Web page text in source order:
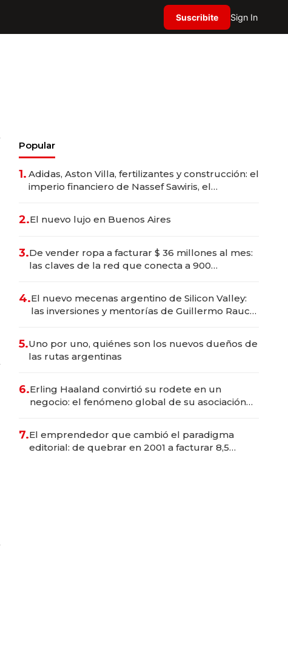
Suscribite Sign In
Popular
1. Adidas, Aston Villa, fertilizantes y construcción: el
imperio financiero de Nassef Sawiris, el
2.El nuevo lujo en Buenos Aires
3.De vender ropa a facturar $ 36 millones al mes:
las claves de la red que conecta a 900
4.El nuevo mecenas argentino de Silicon Valley:
las inversiones y mentorías de Guillermo Rauch
5.Uno por uno, quiénes son los nuevos dueños de
las rutas argentinas
6.Erling Haaland convirtió su rodete en un
negocio: el fenómeno global de su asociación
7.El emprendedor que cambió el paradigma
editorial: de quebrar en 2001 a facturar 8,5